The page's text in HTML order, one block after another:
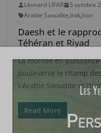
Léonard LIFAR 5 octobre
Arabie Saoudite,Irak,Iran
Daesh et le
Téhéran et Riyad
La montée en puissance
bouleverse le champ
L’Arabie Saoudite et
Read More